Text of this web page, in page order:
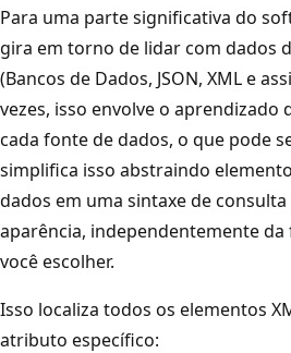
Para uma parte significativa do
gira em torno de lidar com dados
(Bancos de Dados, JSON, XML e
vezes, isso envolve o aprendizado
cada fonte de dados, o que pode
simplifica isso abstraindo
dados em uma sintaxe de
aparência, independentemente
você escolher.
Isso localiza todos os elementos
atributo específico: